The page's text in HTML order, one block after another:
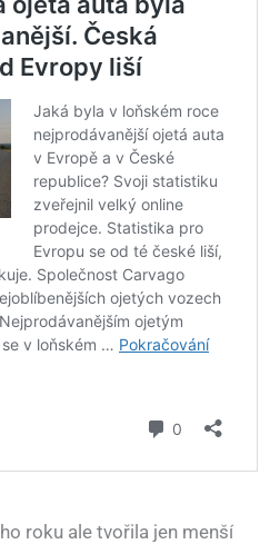
roku ale tvořila jen menší